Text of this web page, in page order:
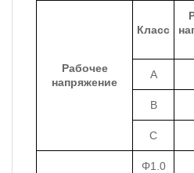
Рабочее
напряжение
Класс
A
B
C
Φ1.0